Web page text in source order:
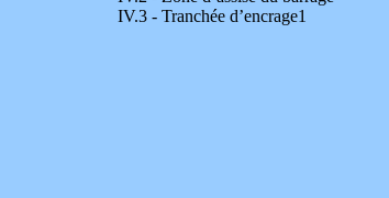
IV.3 - Tranchée d’encrage1